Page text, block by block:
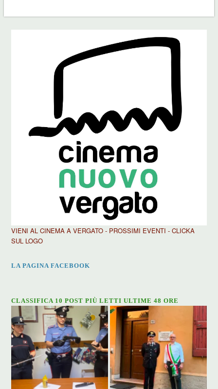
VIENI AL CINEMA A VERGATO - PROSSIMI EVENTI - CLICKA
SUL LOGO
LA PAGINA FACEBOOK
CLASSIFICA 10 POST PIÙ LETTI ULTIME 48 ORE